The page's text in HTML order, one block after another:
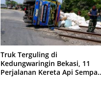
Truk Terguling di
Kedungwaringin Bekasi, 11
Perjalanan Kereta Api Sempat